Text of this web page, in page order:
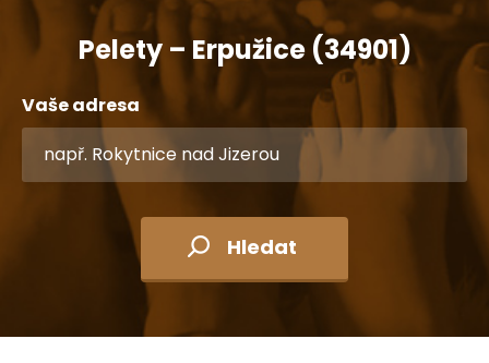
Pelety – Erpužice (34901)
Vaše adresa
Hledat